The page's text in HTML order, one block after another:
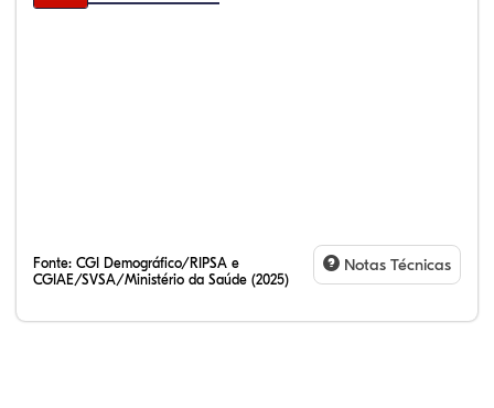
Fonte: CGI Demográfico/RIPSA e
CGIAE/SVSA/Ministério da Saúde (2025)
Notas Técnicas